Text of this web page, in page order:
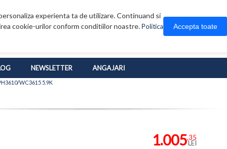
experienta ta de utilizare. Continuand si
cookie-urilor conform conditiilor noastre.Politica
Accepta toate
NEWSLETTER ANGAJARI
WC3615 5.9K
1.005,35
LEI